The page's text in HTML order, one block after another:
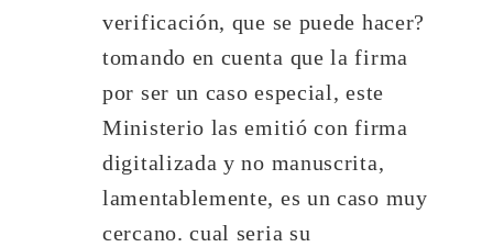
verificación, que se puede hacer?
tomando en cuenta que la firma
por ser un caso especial, este
Ministerio las emitió con firma
digitalizada y no manuscrita,
lamentablemente, es un caso muy
cercano. cual seria su